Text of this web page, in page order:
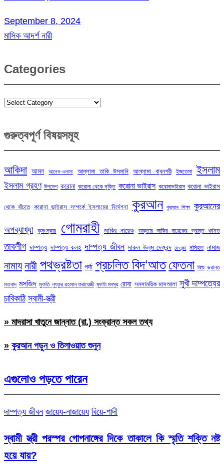
September 8, 2024
মাসিক আদর্শ নারী
Categories
Categories
গুরুত্বপূর্ণ বিষয়সমূহ
আকিদা আমল আলেম-ওলামা আল্লামা তাকি উসমানি আল্লামা বাবুনগরী ইজতেমা ইসলাম
ইসলাম গ্রহণ উপদেশ করোনা করোনা থেকে মুক্তি করোনা ভাইরাস করোনাভাইরাস করোনা ভাইরাস
থেকে বাঁচতে করোনা ভাইরাস সম্পর্কে ইসলামের নির্দেশনা কুরআন কুরআন শিক্ষা কুরআনের
অপব্যাখ্যা কুসংস্কার গোমরাহী জাকির নায়েক ডাক্তার জাকির নায়েকের ভ্রান্ত ধর্মমত
তাবলীগ দাম্পত্য দাম্পত্য কলহ দাম্পত্য জীবন দারুল উলুম দেওবন্দ দেওবন্দ নসিহত নামাজ
নামায নারী পথভ্রষ্টতা পর্দা প্রচলিত বিদ‘আত ফেতনা বিয়ে ভ্রান্ত
মতবাদ মসজিদ মুফতি লুৎফুর রহমান ফরায়েজী মুফতি মনসুর রোযা সমসাময়িক মাসআলা সুখী দাম্পত্যের
চাবিকাঠি স্বামী-স্ত্রী
» মাদরাসা খাতুনে জান্নাত (রা.) সংক্রান্ত সকল তথ্য
» কুরআন পড়ুন ও তিলাওয়াত শুনুন
এগুলোও পড়তে পারেন
দাম্পত্য জীবন জায়েয-নাজায়েয বিয়ে-শাদী
স্বামী স্ত্রী পরস্পর গোপনাঙ্গের দিকে তাকালে কি স্মৃতি শক্তি নষ্ট
হয়ে যায়?